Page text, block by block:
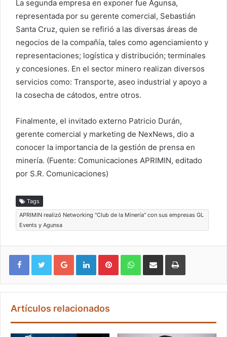
La segunda empresa en exponer fue Agunsa,
representada por su gerente comercial, Sebastián
Santa Cruz, quien se refirió a las diversas áreas de
negocios de la compañía, tales como agenciamiento y
representaciones; logística y distribución; terminales
y concesiones. En el sector minero realizan diversos
servicios como: Transporte, aseo industrial y apoyo a
la cosecha de cátodos, entre otros.
Finalmente, el invitado externo Patricio Durán,
gerente comercial y marketing de NexNews, dio a
conocer la importancia de la gestión de prensa en
minería. (Fuente: Comunicaciones APRIMIN, editado
por S.R. Comunicaciones)
Tags
APRIMIN realizó Networking “Club de la Minería” con sus empresas GL
Events y Agunsa
Google+ LinkedIn Pinterest WhatsApp
Artículos relacionados